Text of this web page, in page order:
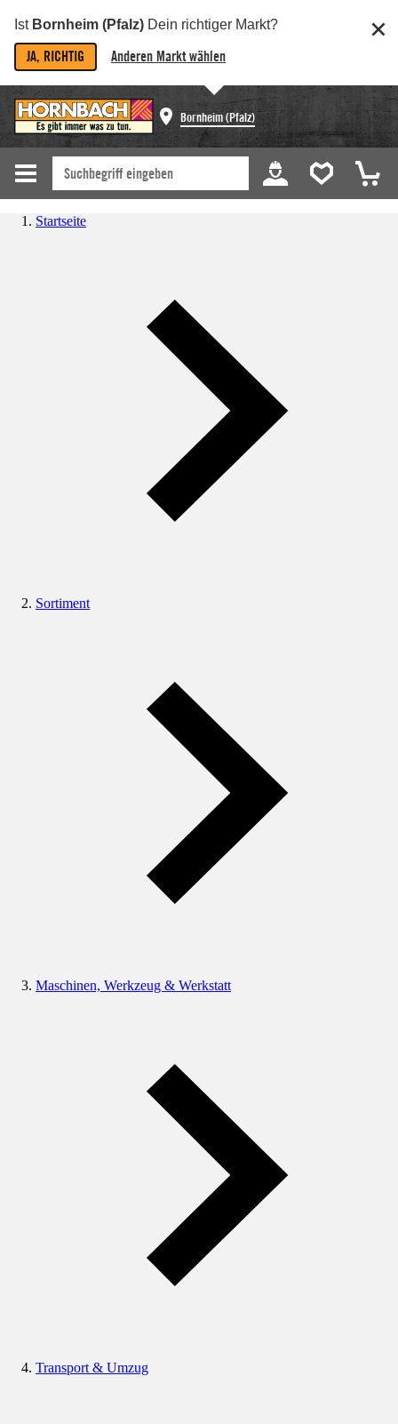
Ist Bornheim (Pfalz) Dein richtiger Markt?
JA, RICHTIG Anderen Markt wählen
Bornheim (Pfalz)
Startseite
Sortiment
Maschinen, Werkzeug & Werkstatt
Transport & Umzug